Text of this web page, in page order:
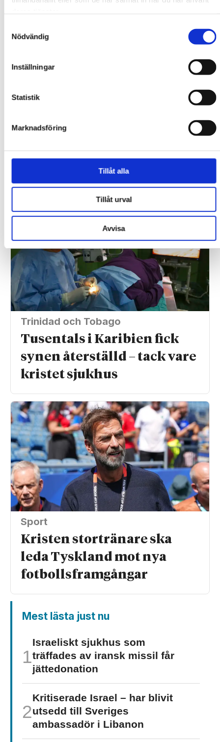
Nödvändig
Inställningar
Statistik
Marknadsföring
Tillåt alla
Tillåt urval
Avvisa
kyrkan bör byta ut han och
hon mot ”hen”
Trinidad och Tobago
Tusentals i Karibien fick
synen återställd – tack vare
kristet sjukhus
Sport
Kristen stortränare ska
leda Tyskland mot nya
fotbolls­­framgångar
Mest lästa just nu
Israeliskt sjukhus som
träffades av iransk missil får
jätte­donation
Kritiserade Israel – har blivit
utsedd till Sveriges
ambassadör i Libanon